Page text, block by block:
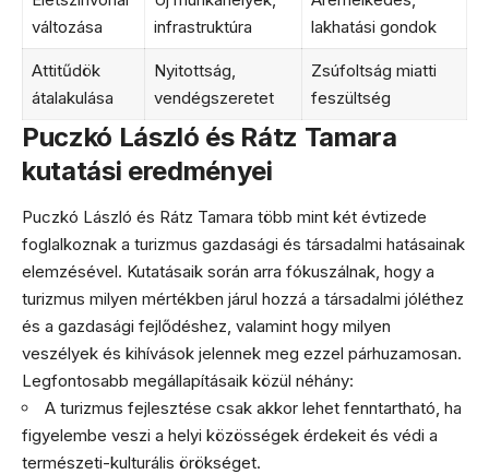
változása
infrastruktúra
lakhatási gondok
Attitűdök
átalakulása
Nyitottság,
vendégszeretet
Zsúfoltság miatti
feszültség
Puczkó László és Rátz Tamara
kutatási eredményei
Puczkó László és Rátz Tamara több mint két évtizede
foglalkoznak a turizmus gazdasági és társadalmi hatásainak
elemzésével. Kutatásaik során arra fókuszálnak, hogy a
turizmus milyen mértékben járul hozzá a társadalmi jóléthez
és a gazdasági fejlődéshez, valamint hogy milyen
veszélyek és kihívások jelennek meg ezzel párhuzamosan.
Legfontosabb megállapításaik közül néhány:
A turizmus fejlesztése csak akkor lehet fenntartható, ha
figyelembe veszi a helyi közösségek érdekeit és védi a
természeti-kulturális örökséget.